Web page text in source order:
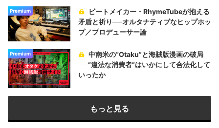
Premium
ビートメイカー・RhymeTubeが抱える
矛盾と祈り──オルタナティブなヒップホッ
プ／プロデューサー論
Premium
中南米の“Otaku”と海賊版漫画の破局
──“違法な消費者”はいかにして合法化して
いったか
もっと見る